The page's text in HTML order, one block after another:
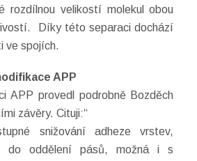
rozdílnou velikostí molekul obou
Díky této separaci dochází
ve spojích.
APP
APP provedl podrobně Bozděch
závěry. Cituji:“
snižování adheze vrstev,
do oddělení pásů, možná i s